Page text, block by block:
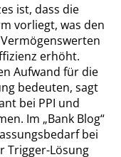
ist, dass die
vorliegt, was den
erhöht.
Aufwand für die
bedeuten, sagt
bei PPI und
Im „Bank Blog“
bei
Trigger-Lösung